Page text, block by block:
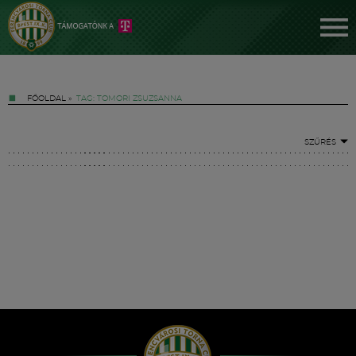
FŐOLDAL » TAG: TOMORI ZSUZSANNA
SZŰRÉS
Hírek